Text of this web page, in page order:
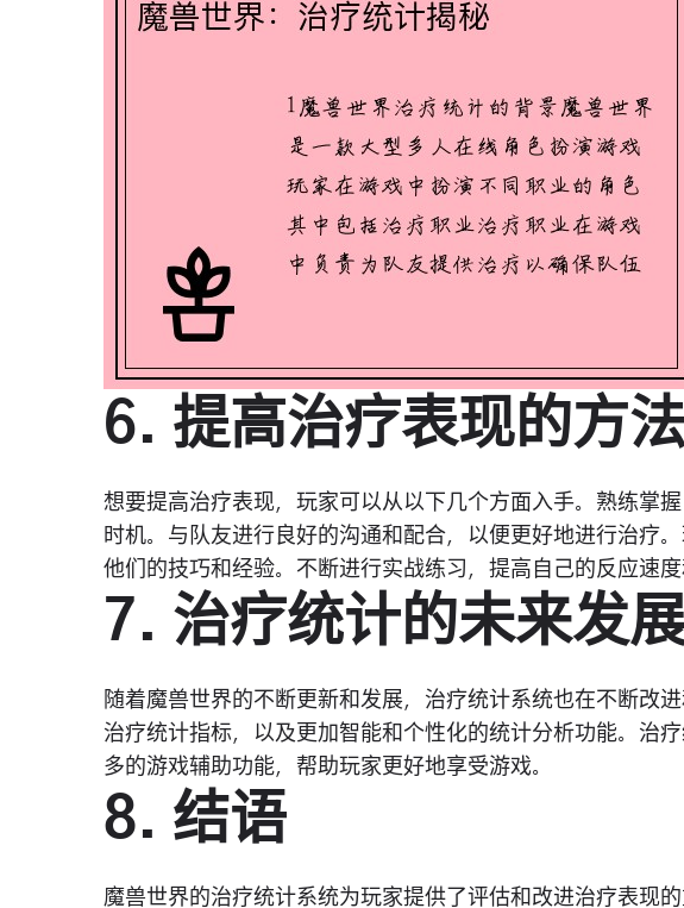
6. 提高治疗表现的方法
想要提高治疗表现，玩家可以从以下几个方面入手。熟练掌
时机。与队友进行良好的沟通和配合，以便更好地进行治疗
他们的技巧和经验。不断进行实战练习，提高自己的反应速度
7. 治疗统计的未来发
随着魔兽世界的不断更新和发展，治疗统计系统也在不断改
治疗统计指标，以及更加智能和个性化的统计分析功能。治
多的游戏辅助功能，帮助玩家更好地享受游戏。
8. 结语
魔兽世界的治疗统计系统为玩家提供了评估和改进治疗表现